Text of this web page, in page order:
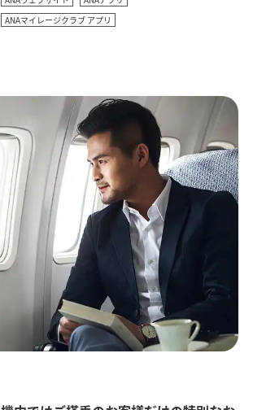
ANAマイレージクラブ アプリ